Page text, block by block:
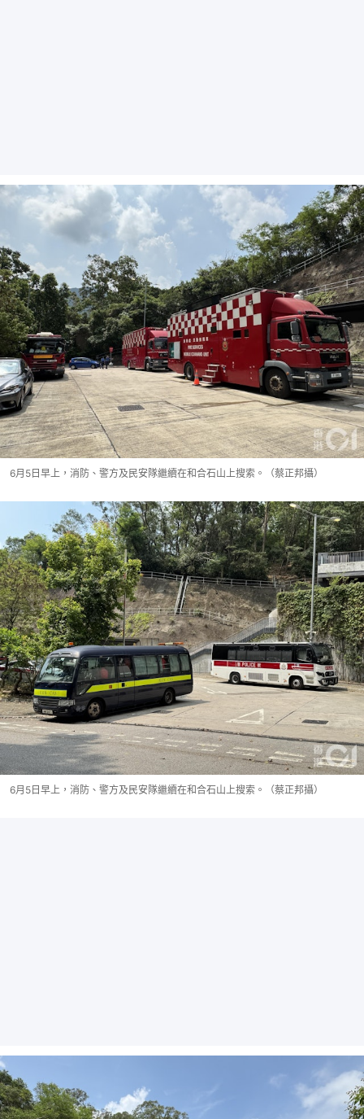
6月5日早上，消防、警方及民安隊繼續在和合石山上搜索。（蔡正邦攝）
6月5日早上，消防、警方及民安隊繼續在和合石山上搜索。（蔡正邦攝）